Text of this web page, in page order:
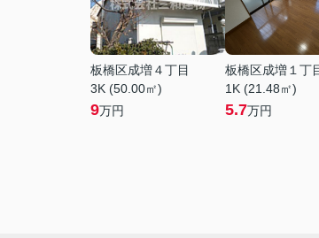
板橋区成増４丁目
3K (50.00㎡)
9万円
板橋区成増１丁
1K (21.48㎡)
5.7万円